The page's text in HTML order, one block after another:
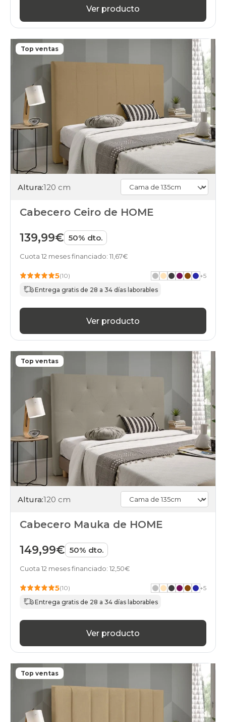
Ver producto
Top ventas
Altura:120 cm
Cabecero Ceiro de HOME
139,99€ 50% dto.
Cuota 12 meses financiado: 11,67€
5(10) +5
Entrega gratis de 28 a 34 días laborables
Ver producto
Top ventas
Altura:120 cm
Cabecero Mauka de HOME
149,99€ 50% dto.
Cuota 12 meses financiado: 12,50€
5(10) +5
Entrega gratis de 28 a 34 días laborables
Ver producto
Top ventas